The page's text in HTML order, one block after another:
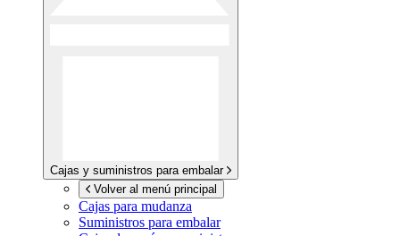
Cajas y suministros para embalar
Volver al menú principal
Cajas para mudanza
Suministros para embalar